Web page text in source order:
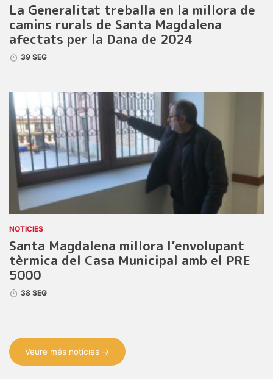
La Generalitat treballa en la millora de
camins rurals de Santa Magdalena
afectats per la Dana de 2024
39 SEG
NOTICIES
Santa Magdalena millora l’envolupant
tèrmica del Casa Municipal amb el PRE
5000
38 SEG
Veure més notícies →